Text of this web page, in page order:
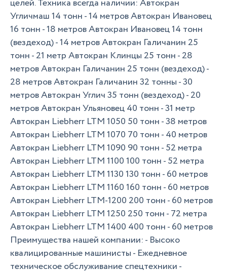
целей. Техника всегда наличии: Автокран
Угличмаш 14 тонн - 14 метров Автокран Ивановец
16 тонн - 18 метров Автокран Ивановец 14 тонн
(вездеход) - 14 метров Автокран Галичанин 25
тонн - 21 метр Автокран Клинцы 25 тонн - 28
метров Автокран Галичанин 25 тонн (вездеход) -
28 метров Автокран Галичанин 32 тонны - 30
метров Автокран Углич 35 тонн (вездеход) - 20
метров Автокран Ульяновец 40 тонн - 31 метр
Автокран Liebherr LTM 1050 50 тонн - 38 метров
Автокран Liebherr LTM 1070 70 тонн - 40 метров
Автокран Liebherr LTM 1090 90 тонн - 52 метра
Автокран Liebherr LTM 1100 100 тонн - 52 метра
Автокран Liebherr LTM 1130 130 тонн - 60 метров
Автокран Liebherr LTM 1160 160 тонн - 60 метров
Автокран Liebherr LTM-1200 200 тонн - 60 метров
Автокран Liebherr LTM 1250 250 тонн - 72 метра
Автокран Liebherr LTM 1400 400 тонн - 60 метров
Преимущества нашей компании: - Высоко
квалицированные машинисты - Ежедневное
техническое обслуживание спецтехники -